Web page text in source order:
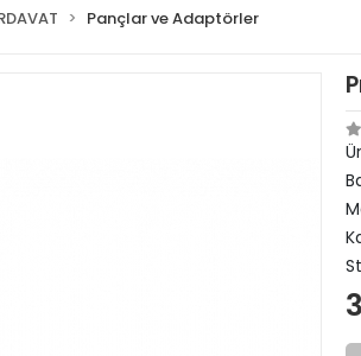
Pançlar ve Adaptörler